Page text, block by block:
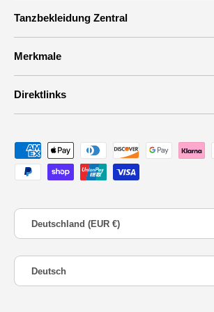
Tanzbekleidung Zentral
Merkmale
Direktlinks
Zahlungsmethoden
Land/Region
Deutschland (EUR €)
Sprache
Deutsch